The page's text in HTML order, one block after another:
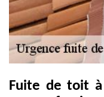
Fuite de toit